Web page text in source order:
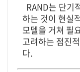
RAND는 단기
하는 것이 현실
모델을 거쳐 필
고려하는 점진
다.